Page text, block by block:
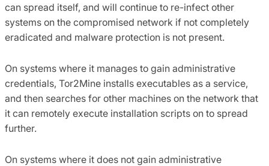
can spread itself, and will continue to re-infect other
systems on the compromised network if not completely
eradicated and malware protection is not present.
On systems where it manages to gain administrative
credentials, Tor2Mine installs executables as a service,
and then searches for other machines on the network that
it can remotely execute installation scripts on to spread
further.
On systems where it does not gain administrative